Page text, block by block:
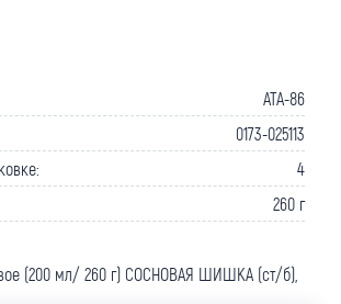
ATA-86
0173-025113
4
260 г
(200 мл/ 260 г) СОСНОВАЯ ШИШКА (ст/б),